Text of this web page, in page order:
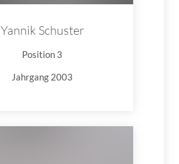
Yannik Schuster
Position 3
Jahrgang 2003